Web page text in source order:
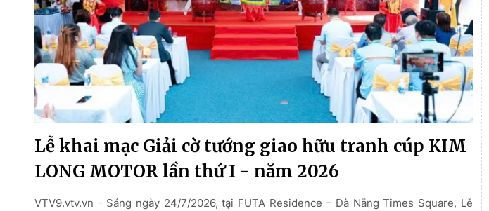
Lễ khai mạc Giải cờ tướng giao hữu tranh cúp KIM
LONG MOTOR lần thứ I - năm 2026
VTV9.vtv.vn - Sáng ngày 24/7/2026, tại FUTA Residence – Đà Nẵng Times Square, Lễ